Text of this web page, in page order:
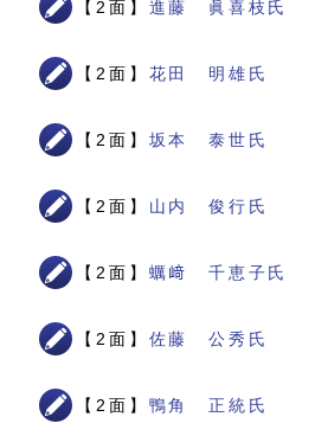
【2面】 進藤 眞喜枝氏
【2面】 花田 明雄氏
【2面】 坂本 泰世氏
【2面】 山内 俊行氏
【2面】 蠣﨑 千恵子氏
【2面】 佐藤 公秀氏
【2面】 鴨角 正統氏